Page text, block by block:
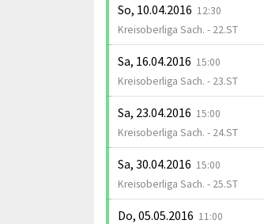
So, 10.04.2016 12:30
Kreisoberliga Sach. - 22.ST
Sa, 16.04.2016 15:00
Kreisoberliga Sach. - 23.ST
Sa, 23.04.2016 15:00
Kreisoberliga Sach. - 24.ST
Sa, 30.04.2016 15:00
Kreisoberliga Sach. - 25.ST
Do, 05.05.2016 11:00